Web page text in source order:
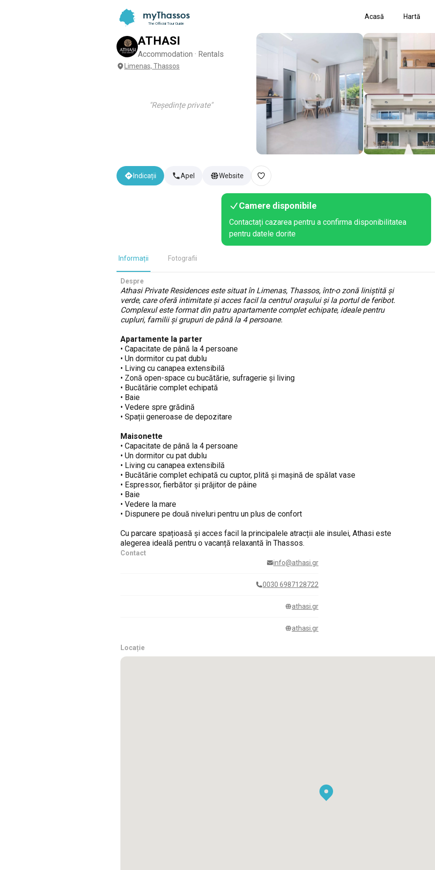
myThassos
The Official Tour Guide
Acasă Hartă
ATHASI
Accommodation · Rentals
Limenas, Thassos
"Reședințe private"
Indicații Apel Website
Camere disponibile
Contactați cazarea pentru a confirma disponibilitatea
pentru datele dorite
Informații Fotografii
Despre
Athasi Private Residences este situat în Limenas, Thassos, într-o zonă liniștită și
verde, care oferă intimitate și acces facil la centrul orașului și la portul de feribot.
Complexul este format din patru apartamente complet echipate, ideale pentru
cupluri, familii și grupuri de până la 4 persoane.
Apartamente la parter
• Capacitate de până la 4 persoane
• Un dormitor cu pat dublu
• Living cu canapea extensibilă
• Zonă open-space cu bucătărie, sufragerie și living
• Bucătărie complet echipată
• Baie
• Vedere spre grădină
• Spații generoase de depozitare
Maisonette
• Capacitate de până la 4 persoane
• Un dormitor cu pat dublu
• Living cu canapea extensibilă
• Bucătărie complet echipată cu cuptor, plită și mașină de spălat vase
• Espressor, fierbător și prăjitor de pâine
• Baie
• Vedere la mare
• Dispunere pe două niveluri pentru un plus de confort
Cu parcare spațioasă și acces facil la principalele atracții ale insulei, Athasi este
alegerea ideală pentru o vacanță relaxantă în Thassos.
Contact
info@athasi.gr
0030 6987128722
athasi.gr
athasi.gr
Locație